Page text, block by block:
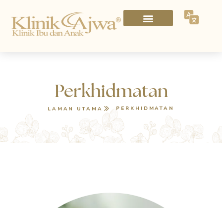
Perkhidmatan
LAMAN UTAMA PERKHIDMATAN